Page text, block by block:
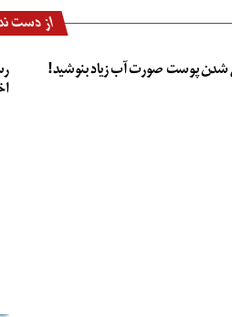
از دست
شدن پوست صورت آب زیاد بنوشید!